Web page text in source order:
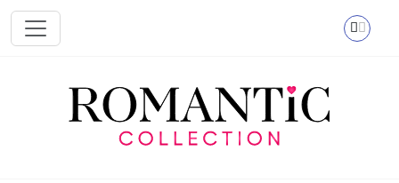
Перейти к основному содержанию